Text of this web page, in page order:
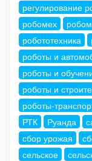
регулирование
робомех
робототехника
роботы и
роботы и
роботы и
роботы-
РТК
Руанда
сбор урожая
сельское